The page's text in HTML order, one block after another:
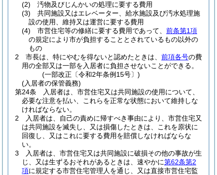
(2)
汚物及びじんかいの処理に要する費用
(3)
共同施設又はエレベーター、給水施設及び汚水処理施
設の使用、維持又は運営に要する費用
(4)
市営住宅等の修繕に要する費用であって、 前条第1項
の規定により市が負担することとされているもの以外の
もの
2
市長は、特にやむを得ないと認めたときは、 前項各号の費
用の全部又は一部を入居者に負担させないことができる。
(一部改正〔令和2年条例15号〕)
(入居者の保管義務)
第24条
入居者は、市営住宅又は共同施設の使用について、
必要な注意を払い、これらを正常な状態において維持しな
ければならない。
2
入居者は、自己の責めに帰すべき事由により、市営住宅又
は共同施設を滅失し、又は損傷したときは、これを原状に
回復し、又はこれに要する費用を賠償しなければならな
い。
3
入居者は、市営住宅又は共同施設に破損その他の事故が生
じ、又は生ずるおそれがあるときは、速やかに第62条第2
項に規定する市営住宅管理人を通じ、又は直接市営住宅監